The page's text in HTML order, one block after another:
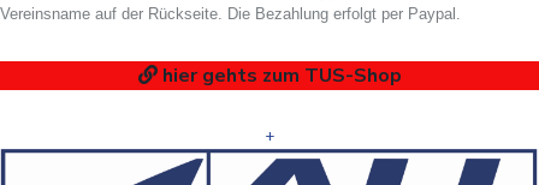
Vereinsname auf der Rückseite. Die Bezahlung erfolgt per Paypal.
hier gehts zum TUS-Shop
+